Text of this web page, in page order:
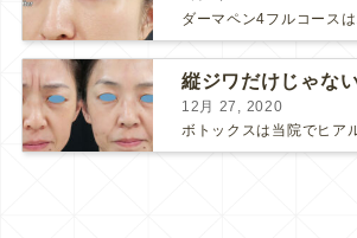
12月 27, 2020